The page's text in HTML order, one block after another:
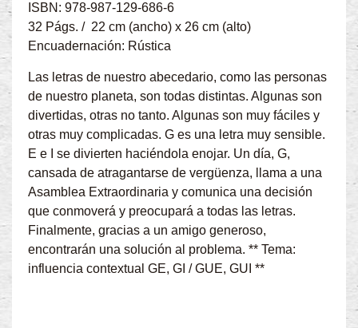
ISBN: 978-987-129-686-6
32 Págs. / 22 cm (ancho) x 26 cm (alto)
Encuadernación: Rústica
Las letras de nuestro abecedario, como las personas
de nuestro planeta, son todas distintas. Algunas son
divertidas, otras no tanto. Algunas son muy fáciles y
otras muy complicadas. G es una letra muy sensible.
E e I se divierten haciéndola enojar. Un día, G,
cansada de atragantarse de vergüenza, llama a una
Asamblea Extraordinaria y comunica una decisión
que conmoverá y preocupará a todas las letras.
Finalmente, gracias a un amigo generoso,
encontrarán una solución al problema. ** Tema:
influencia contextual GE, GI / GUE, GUI **